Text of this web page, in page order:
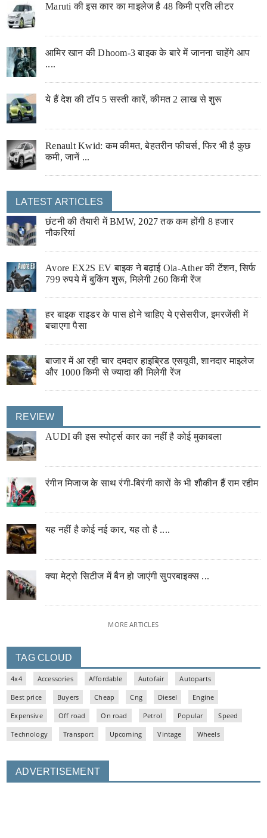
Maruti की इस कार का माइलेज है 48 किमी प्रति लीटर
आमिर खान की Dhoom-3 बाइक के बारे में जानना चाहेंगे आप
....
ये हैं देश की टॉप 5 सस्ती कारें, कीमत 2 लाख से शुरू
Renault Kwid: कम कीमत, बेहतरीन फीचर्स, फिर भी है कुछ
कमी, जानें ...
LATEST ARTICLES
छंटनी की तैयारी में BMW, 2027 तक कम होंगी 8 हजार
नौकरियां
Avore EX2S EV बाइक ने बढ़ाई Ola-Ather की टेंशन, सिर्फ
799 रुपये में बुकिंग शुरू, मिलेगी 260 किमी रेंज
हर बाइक राइडर के पास होने चाहिए ये एसेसरीज, इमरजेंसी में
बचाएगा पैसा
बाजार में आ रही चार दमदार हाइब्रिड एसयूवी, शानदार माइलेज
और 1000 किमी से ज्यादा की मिलेगी रेंज
REVIEW
AUDI की इस स्पोर्ट्स कार का नहीं है कोई मुकाबला
रंगीन मिजाज के साथ रंगी-बिरंगी कारों के भी शौकीन हैं राम रहीम
यह नहीं है कोई नई कार, यह तो है ....
क्या मेट्रो सिटीज में बैन हो जाएंगी सुपरबाइक्स ...
MORE ARTICLES
TAG CLOUD
4x4 Accessories Affordable Autofair Autoparts
Best price Buyers Cheap Cng Diesel Engine
Expensive Off road On road Petrol Popular Speed
Technology Transport Upcoming Vintage Wheels
ADVERTISEMENT